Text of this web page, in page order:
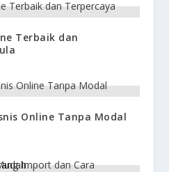
Terbaik dan
Online Tanpa Modal